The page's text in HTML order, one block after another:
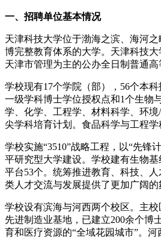
一、招聘单位基本情况
天津科技大学位于渤海之滨、海河
博完整教育体系的大学。天津科技
天津市管理为主的公办全日制普通
学校现有17个学院（部），56个本
一级学科博士学位授权点和1个生物
学、化学、工程学、材料科学、环
尖学科培育计划。食品科学与工程
学校实施“3510”战略工程，以“先
平研究型大学建设。学校建有生物
平台53个。统筹推进教育、科技、
类人才交流与发展提供了更加广阔的
学校设有滨海与河西两个校区。主
先进制造业基地，已建立200余个博
育和医疗资源的“全域花园城市”。